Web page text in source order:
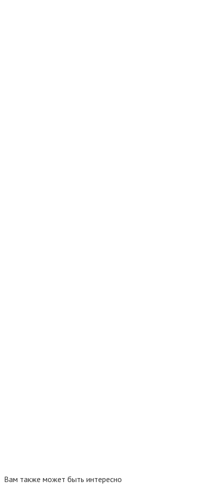
Вам также может быть интересно